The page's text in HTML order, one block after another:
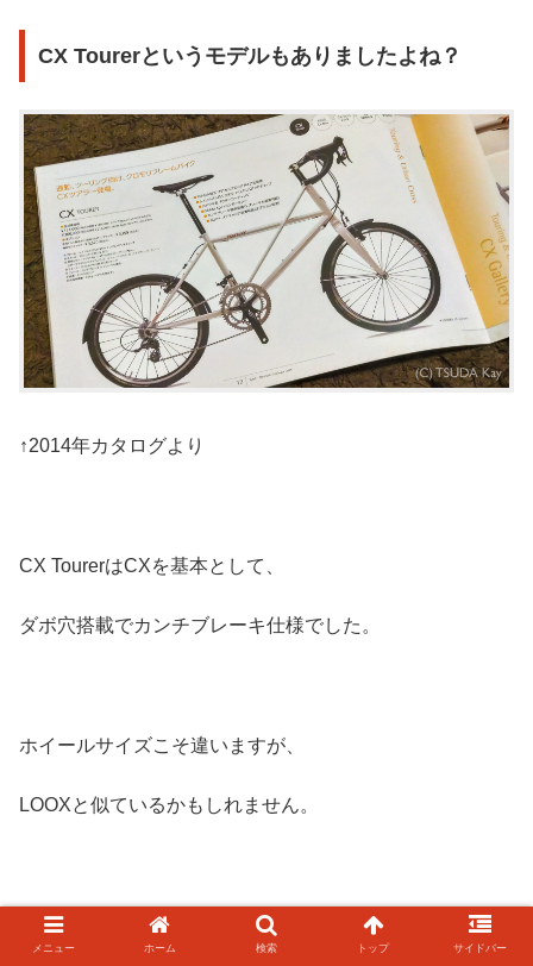
CX Tourerというモデルもありましたよね？
↑2014年カタログより
CX TourerはCXを基本として、
ダボ穴搭載でカンチブレーキ仕様でした。
ホイールサイズこそ違いますが、
LOOXと似ているかもしれません。
日本製ですか？
メニュー ホーム 検索 トップ サイドバー